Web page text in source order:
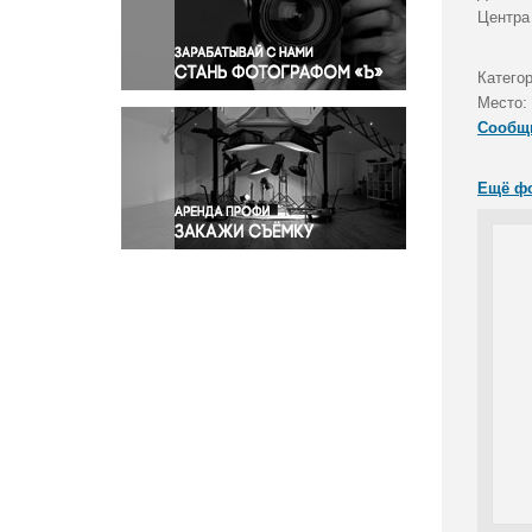
Правосудие
Происшествия и конфликты
Религия
Светская жизнь
Спорт
Экология
Экономика и бизнес
Место:
Ещё